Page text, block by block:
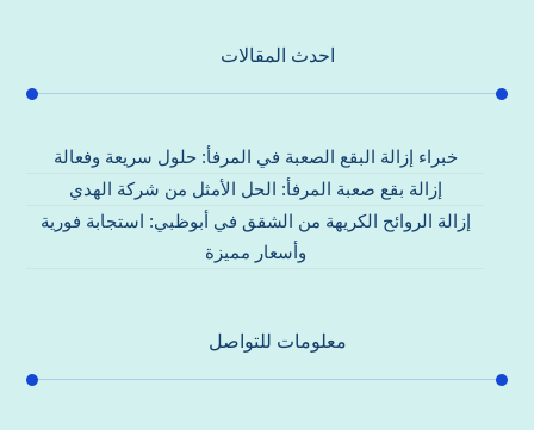
احدث المقالات
خبراء إزالة البقع الصعبة في المرفأ: حلول سريعة وفعالة
إزالة بقع صعبة المرفأ: الحل الأمثل من شركة الهدي
إزالة الروائح الكريهة من الشقق في أبوظبي: استجابة فورية
وأسعار مميزة
معلومات للتواصل